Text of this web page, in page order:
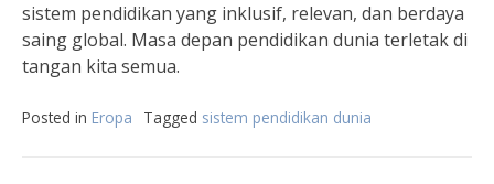
sistem pendidikan yang inklusif, relevan, dan berdaya
saing global. Masa depan pendidikan dunia terletak di
tangan kita semua.
Posted in Eropa Tagged sistem pendidikan dunia